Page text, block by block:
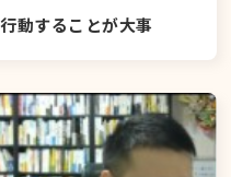
動することが大事